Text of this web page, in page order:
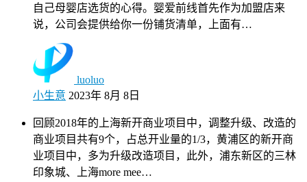
自己母婴店选货的心得。婴爱前线首先作为加盟店来
说，公司会提供给你一份铺货清单，上面有…
luoluo
小生意 2023年 8月 8日
回顾2018年的上海新开商业项目中，调整升级、改造的
商业项目共有9个，占总开业量的1/3，黄浦区的新开商
业项目中，多为升级改造项目，此外，浦东新区的三林
印象城、上海more mee…